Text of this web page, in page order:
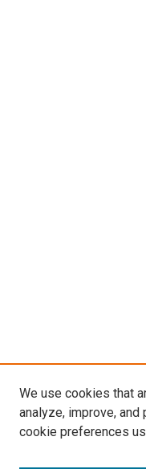
We use cookies that
analyze, improve, and
cookie preferences